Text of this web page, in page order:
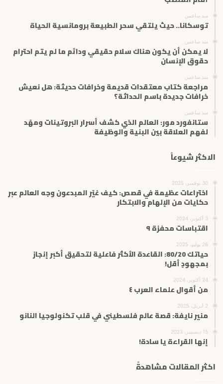
ر
منذ ساعتين
توسكانا.. حيث يلتقي سحر الطبيعة برومانسية الحياة
منذ ساعتين
لا يمكن أن يكون هناك سلام حقيقي ودائم ما لم يتم احترام
حقوق الإنسان
منذ ساعتين
مراجعة كتاب معتقدات قديمة وخرافات حديثة: هل نعيش
خرافات جديدة باسم الحداثة؟
منذ ساعتين
ستانفورد مور: العالم الذي كشف أسرار البروتينات ومهّد
لفهم العلاقة بين البنية والوظيفة
الاكثر شيوعاً
30 نوفمبر، 2025
اختراعات عظيمة في قصص: كيف غيّر المبدعون وجه العالم عبر
حكايات من الإلهام والابتكار
3 أكتوبر، 2024
اقتباسات محفزة ٩
26 يوليو، 2025
حياتك 80/20: القاعدة الأكثر فاعلية لتحقيق أكبر إنجاز
بمجهودٍ أقل!
24 أكتوبر، 2024
من أقوال علماء العرب ٤
2 أبريل، 2025
منير نايفة: قصة عالم فلسطيني في قلب تكنولوجيا النانو
15 ديسمبر، 2023
إنها القراءة يا سادة!
اكثر المقالات مشاهدةً